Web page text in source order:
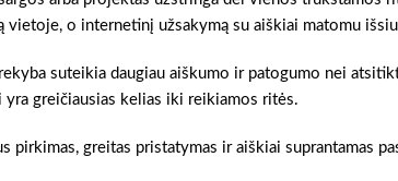
o internetinį užsakymą su aiškiai matomu
suteikia daugiau aiškumo ir patogumo nei
yra greičiausias kelias iki reikiamos ritės.
pirkimas, greitas pristatymas ir aiškiai suprantamas